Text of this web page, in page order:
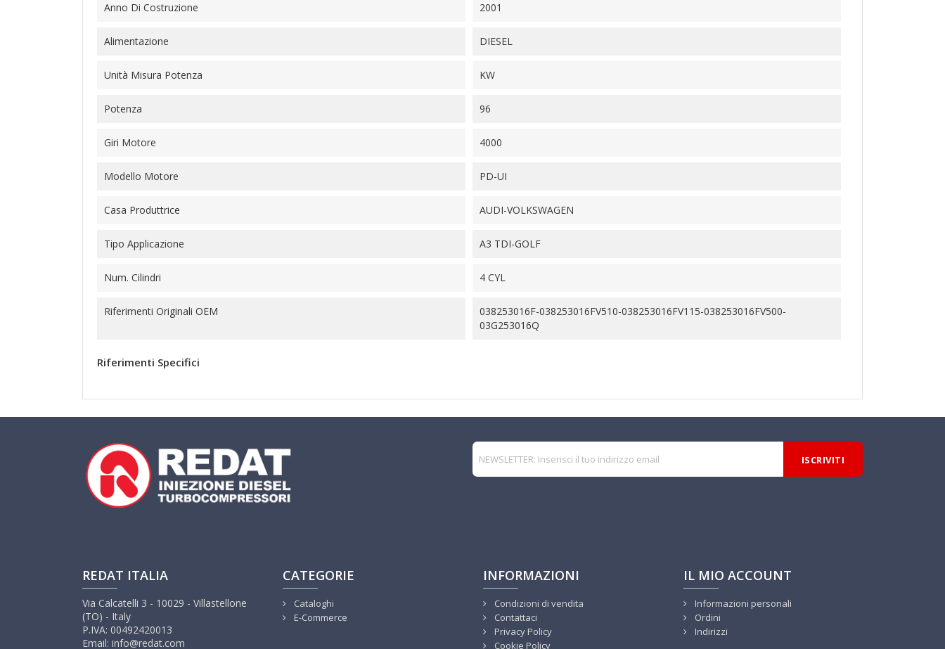
Anno Di Costruzione 2001
Alimentazione DIESEL
Unità Misura Potenza KW
Potenza 96
Giri Motore 4000
Modello Motore PD-UI
Casa Produttrice AUDI-VOLKSWAGEN
Tipo Applicazione A3 TDI-GOLF
Num. Cilindri 4 CYL
Riferimenti Originali OEM
038253016F-038253016FV510-038253016FV115-038253016FV500-
03G253016Q
Riferimenti Specifici
REDAT ITALIA
Via Calcatelli 3 - 10029 - Villastellone
(TO) - Italy
P.IVA: 00492420013
Email: info@redat.com
CATEGORIE
Cataloghi
E-Commerce
INFORMAZIONI
Condizioni di vendita
Contattaci
Privacy Policy
Cookie Policy
IL MIO ACCOUNT
Informazioni personali
Ordini
Indirizzi